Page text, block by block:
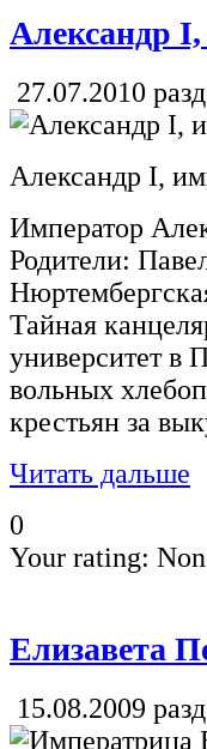
Александр I,
27.07.2010
Александр I,
Император
Родители:
Тайная
университет в
вольных
крестьян за
Читать дальше
0
Your rating:
Елизавета
15.08.2009